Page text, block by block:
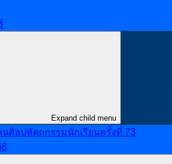
Expand child menu
ศิลปหัตถกรรมนักเรียนครั้งที่ 73